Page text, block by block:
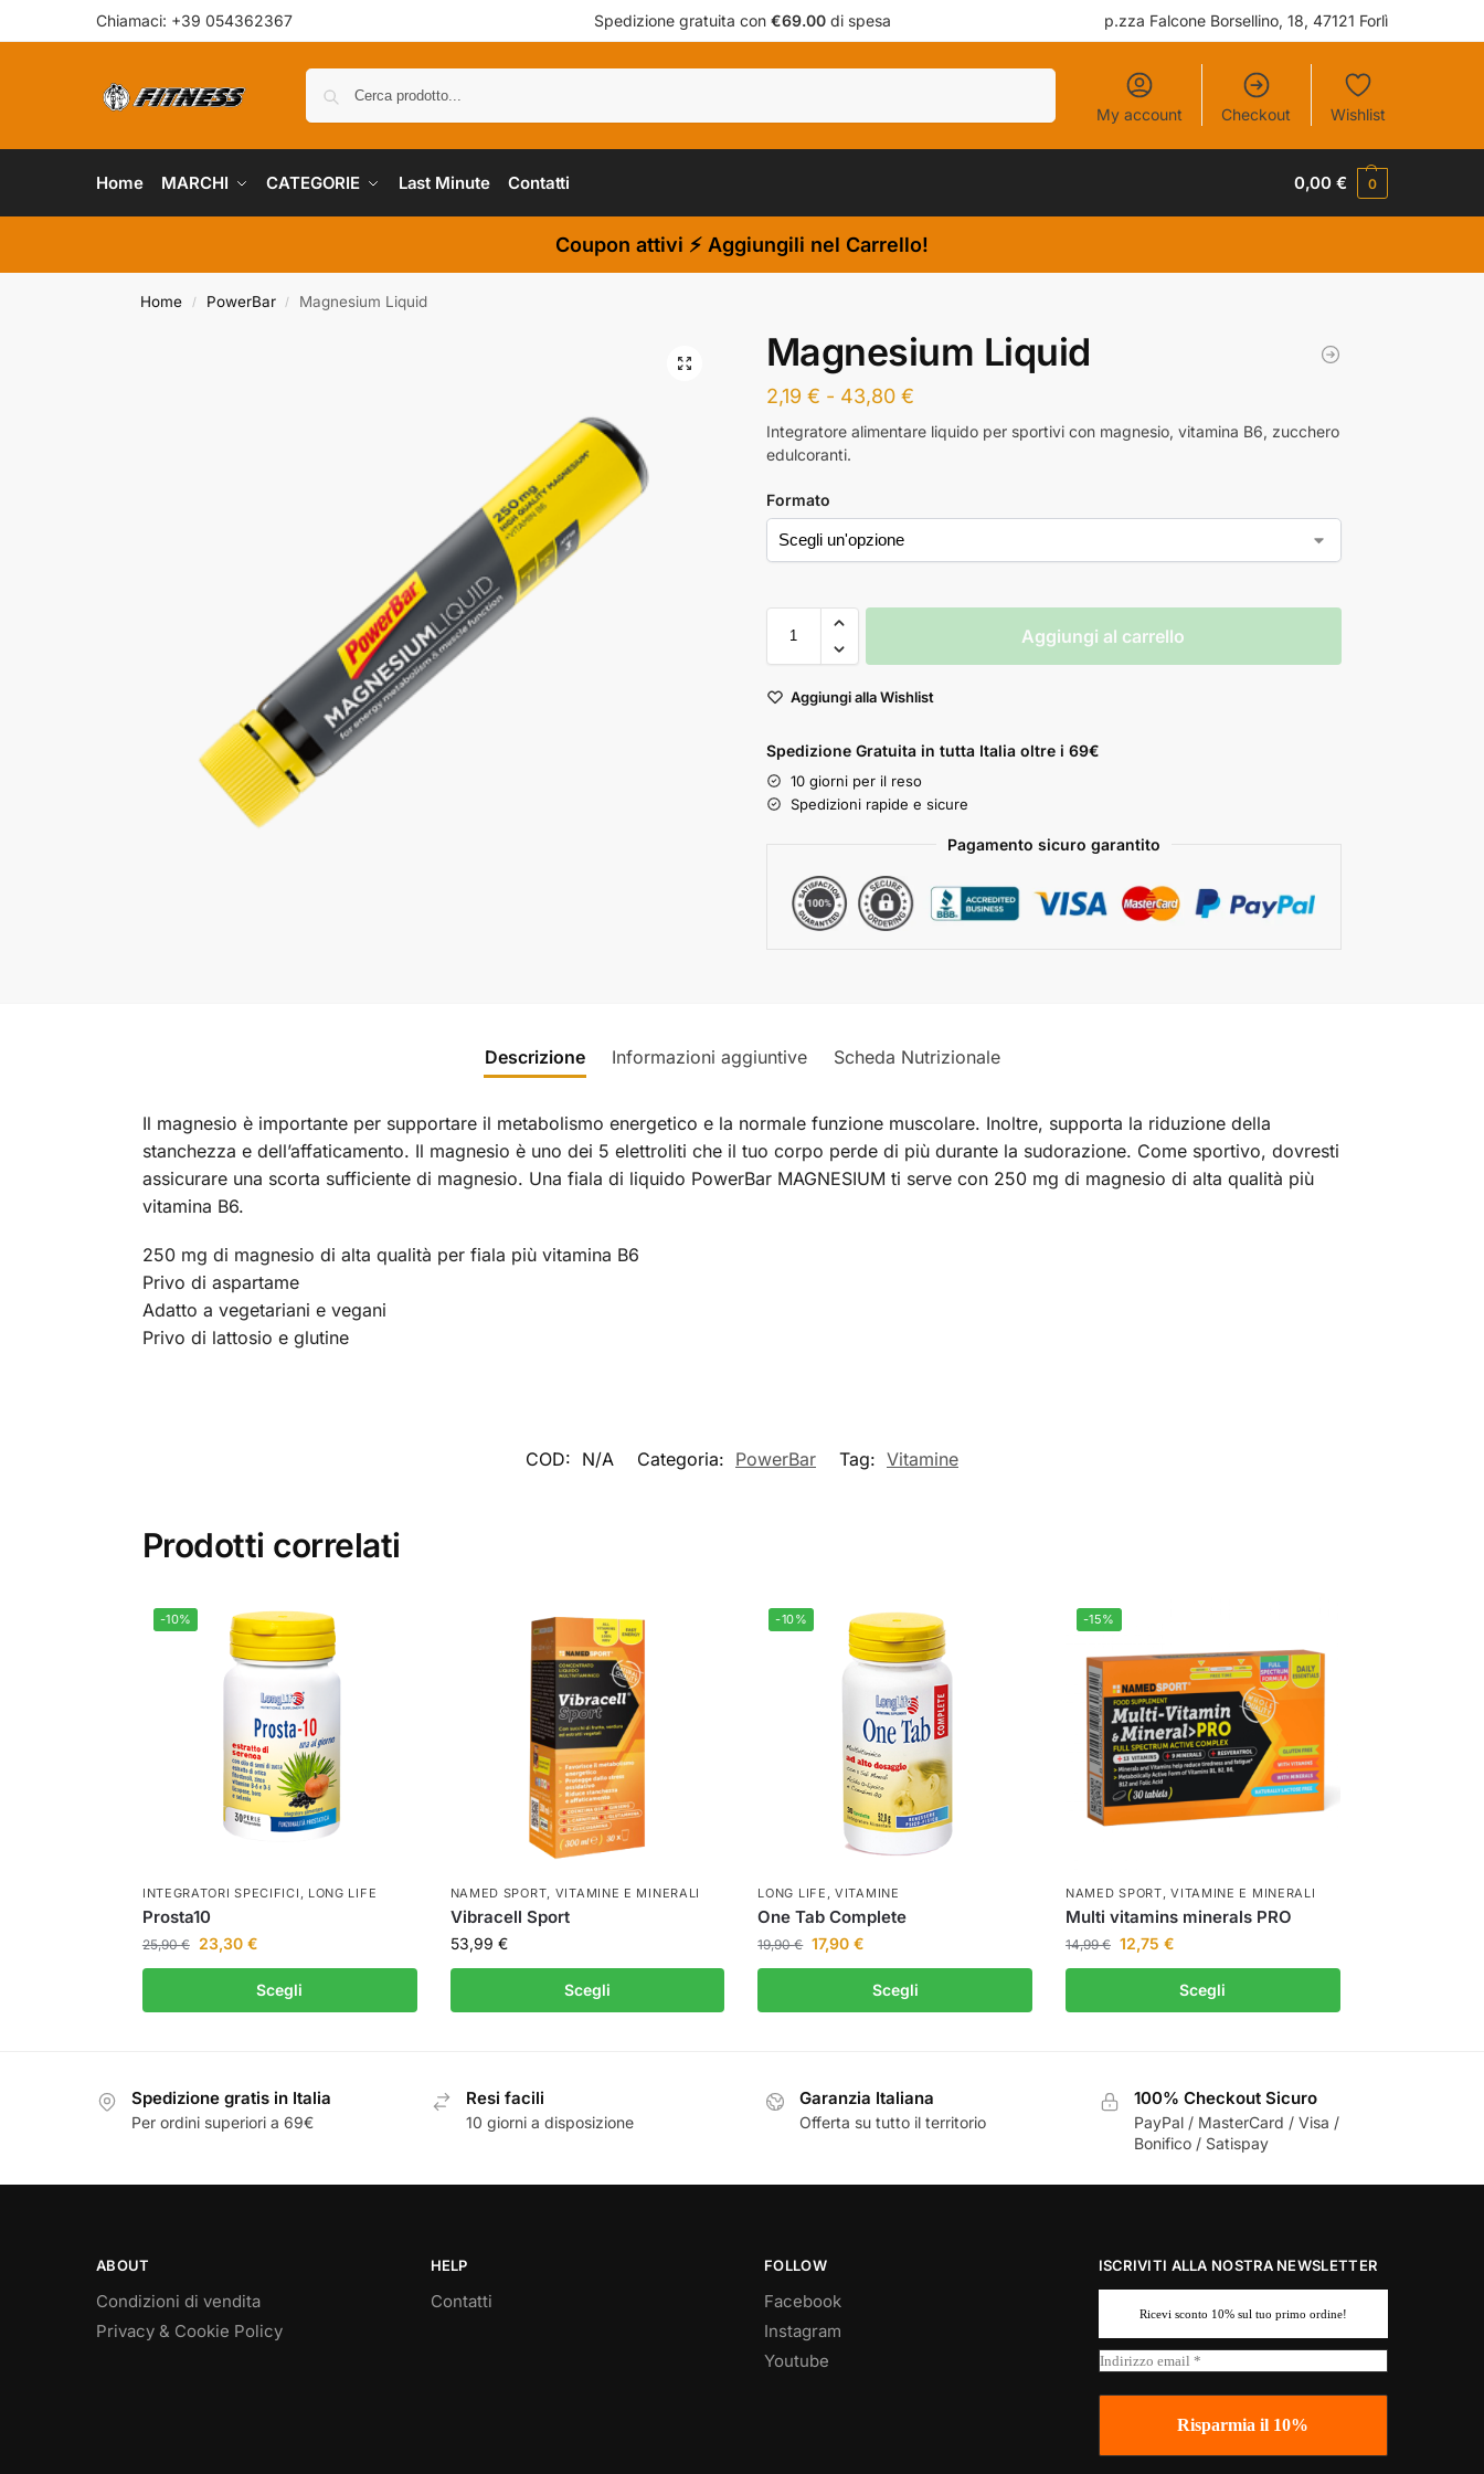
Chiamaci: +39 054362367 Spedizione gratuita con€69.00 di spesa p.zza Falcone Borsellino, 18, 47121 Forlì
My account Checkout Wishlist
Home MARCHI CATEGORIE Last Minute Contatti 0,00€ 0
Coupon attivi ⚡ Aggiungili nel Carrello!
Home / PowerBar / Magnesium Liquid
Magnesium Liquid
2,19 € - 43,80 €
Integratore alimentare liquido per sportivi con magnesio, vitamina B6, zucchero
edulcoranti.
Formato
Aggiungi al carrello
Aggiungi alla Wishlist
Spedizione Gratuita in tutta Italia oltre i 69€
10 giorni per il reso
Spedizioni rapide e sicure
Pagamento sicuro garantito
Descrizione Informazioni aggiuntive Scheda Nutrizionale
Il magnesio è importante per supportare il metabolismo energetico e la normale funzione muscolare. Inoltre, supporta la riduzione della
stanchezza e dell’affaticamento. Il magnesio è uno dei 5 elettroliti che il tuo corpo perde di più durante la sudorazione. Come sportivo, dovresti
assicurare una scorta sufficiente di magnesio. Una fiala di liquido PowerBar MAGNESIUM ti serve con 250 mg di magnesio di alta qualità più
vitamina B6.
250 mg di magnesio di alta qualità per fiala più vitamina B6
Privo di aspartame
Adatto a vegetariani e vegani
Privo di lattosio e glutine
COD: N/A Categoria: PowerBar Tag: Vitamine
Prodotti correlati
-10%
INTEGRATORI SPECIFICI , LONG LIFE
Prosta10
25,90€ 23,30 €
Scegli
NAMED SPORT, VITAMINE E MINERALI
Vibracell Sport
53,99 €
Scegli
-10%
LONG LIFE ,VITAMINE
One Tab Complete
19,90€ 17,90€
Scegli
-15%
NAMED SPORT,VITAMINE E MINERALI
Multi vitamins minerals PRO
14,99€ 12,75€
Scegli
Spedizione gratis in Italia
Per ordini superiori a 69€
Resi facili
10 giorni a disposizione
Garanzia Italiana
Offerta su tutto il territorio
100% Checkout Sicuro
PayPal / MasterCard / Visa /
Bonifico / Satispay
ABOUT
Condizioni di vendita
Privacy & Cookie Policy
HELP
Contatti
FOLLOW
Facebook
Instagram
Youtube
ISCRIVITI ALLA NOSTRA NEWSLETTER
Ricevi sconto 10% sul tuo primo ordine!